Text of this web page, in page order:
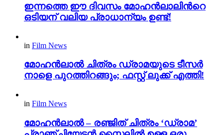
ഇന്നത്തെ ഈ ദിവസം മോഹൻലാലിന്‍റെ
ഒടിയന് വലിയ പ്രാധാന്യം ഉണ്ട്!
in Film News
മോഹൻലാൽ ചിത്രം ഡ്രാമയുടെ ടീസർ
നാളെ പുറത്തിറങ്ങും; ഫസ്റ്റ് ലുക്ക് എത്തി!
in Film News
മോഹൻലാൽ – രഞ്ജിത് ചിത്രം ‘ഡ്രാമ’